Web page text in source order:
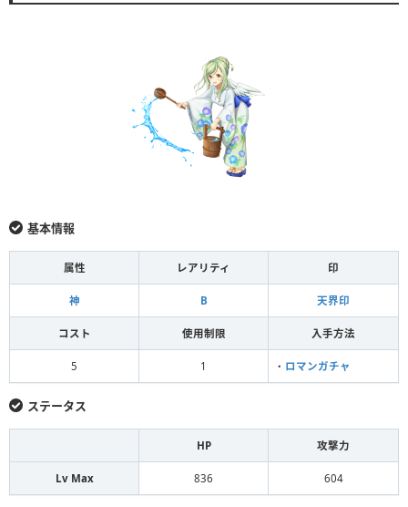
基本情報
属性 レアリティ 印
神 B 天界印
コスト 使用制限 入手方法
5 1 ・ ロマンガチャ
ステータス
HP 攻撃力
Lv Max 836 604